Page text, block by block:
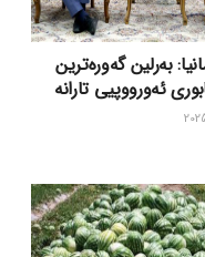
بەرلین گەورەترین
ئەورووپیی تارانە